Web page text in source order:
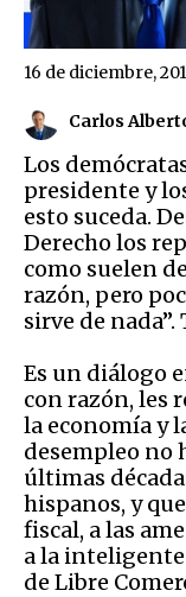
Carlos
16 de diciembre,
Los
presidente y
esto suceda.
Derecho los
como suelen
razón, pero
sirve de
Es un diálogo
con razón, les
la economía y
desempleo no
últimas
hispanos, y
fiscal, a las
a la inteligente
de Libre